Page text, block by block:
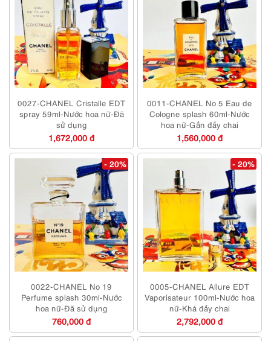
0027-CHANEL Cristalle EDT
spray 59ml-Nước hoa nữ-Đã
sử dụng
1,672,000 đ
0011-CHANEL No 5 Eau de
Cologne splash 60ml-Nước
hoa nữ-Gần đầy chai
1,560,000 đ
- 20%
0022-CHANEL No 19
Perfume splash 30ml-Nước
hoa nữ-Đã sử dụng
760,000 đ
- 20%
0005-CHANEL Allure EDT
Vaporisateur 100ml-Nước hoa
nữ-Khá đầy chai
2,792,000 đ